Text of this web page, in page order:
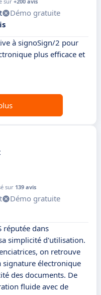
Démo gratuite
à signoSign/2 pour
plus efficace et
sur 139 avis
Démo gratuite
réputée dans
simplicité d'utilisation.
on retrouve
signature électronique
des documents. De
fluide avec de